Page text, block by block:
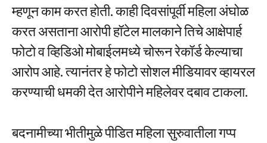
म्हणून काम करत होती. काही दिवसांपूर्वी महिला अंघोळ
करत असताना आरोपी हॉटेल मालकाने तिचे आक्षेपार्ह
फोटो व व्हिडिओ मोबाईलमध्ये चोरून रेकॉर्ड केल्याचा
आरोप आहे. त्यानंतर हे फोटो सोशल मीडियावर व्हायरल
करण्याची धमकी देत आरोपीने महिलेवर दबाव टाकला.
बदनामीच्या भीतीमुळे पीडित महिला सुरुवातीला गप्प